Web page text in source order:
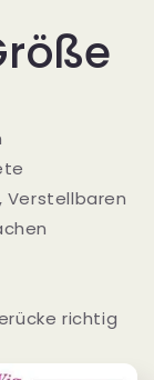
Verstellbaren
richtig